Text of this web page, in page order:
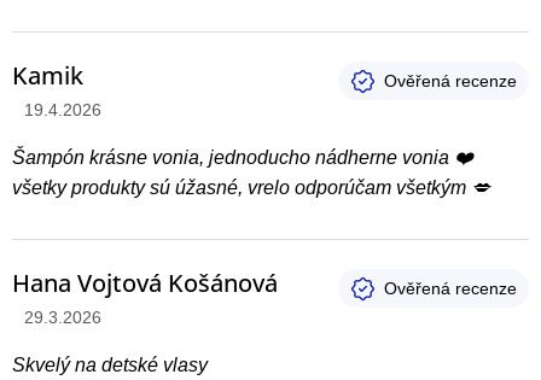
Kamik
Hodnotenie produktu je 5 z 5 hviezdičiek.
19.4.2026
Šampón krásne vonia, jednoducho nádherne vonia ❤️
všetky produkty sú úžasné, vrelo odporúčam všetkým 💋
Hana Vojtová Košánová
Hodnotenie produktu je 5 z 5 hviezdičiek.
29.3.2026
Skvelý na detské vlasy